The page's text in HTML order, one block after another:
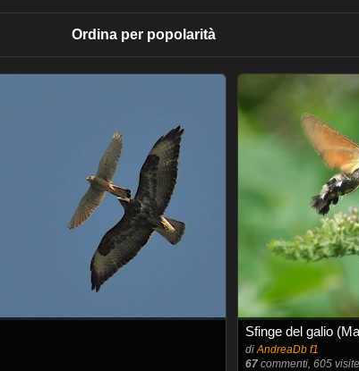
Ordina per popolarità
Sfinge del galio
diAndreaDb f1
67commenti, 605 visite